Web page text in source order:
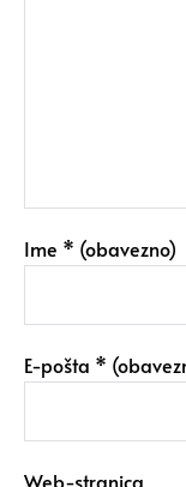
Ime * (obavezno)
E-pošta *
Web-stranica